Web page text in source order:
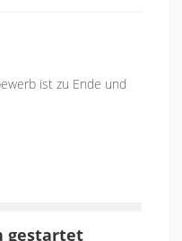
ist zu Ende und
gestartet